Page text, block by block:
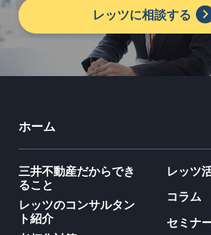
レッツに相談する
ホーム
三井不動産だからでき
ること
レッツのコンサルタン
ト紹介
レッツ
コラム
セミナ